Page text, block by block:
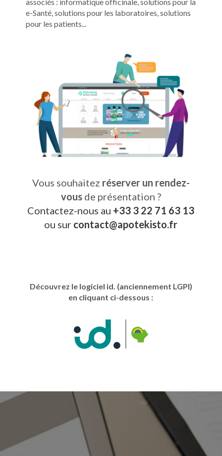
e-Santé, solutions pour les laboratoires, solutions
pour les patients...
Vous souhaitez réserver un rendez-
vousde présentation ?
Contactez-nous au +33 3 22 71 63 13
ou sur contact@apotekisto.fr
Découvrez le logiciel id. (anciennement LGPI)
en cliquant ci-dessous :